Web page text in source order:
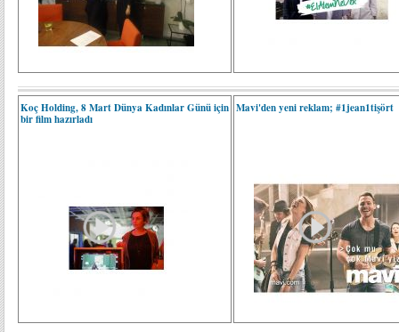
Koç Holding, 8 Mart Dünya Kadınlar Günü için
bir film hazırladı
Mavi'den yeni reklam; #1jean1tişört